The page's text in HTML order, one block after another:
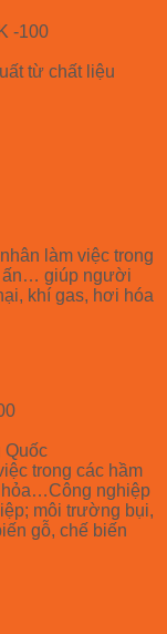
-100
từ chất liệu
làm việc trong
ấn… giúp người
khí gas, hơi hóa
Quốc
trong các hầm
hỏa…Công nghiệp
môi trường bụi,
gỗ, chế biến